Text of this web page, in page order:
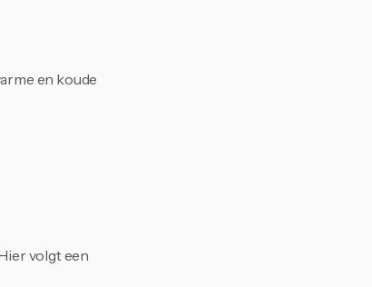
en koude
volgt een